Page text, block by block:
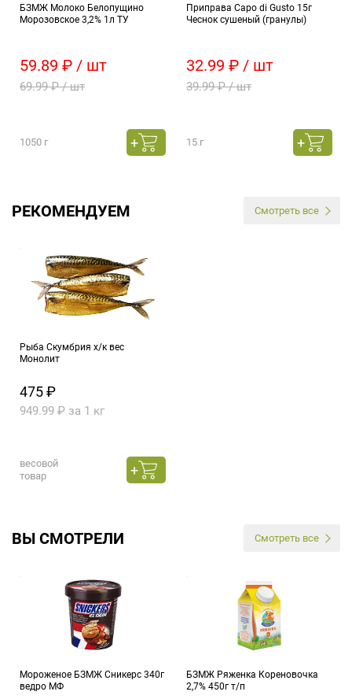
БЗМЖ Молоко Белопущино
Морозовское 3,2% 1л ТУ
59.89 ₽ / шт
69.99 ₽ / шт
1050 г
Приправа Capo di Gusto 15г
Чеснок сушеный (гранулы)
32.99 ₽ / шт
39.99 ₽ / шт
15 г
РЕКОМЕНДУЕМ Смотреть все
Рыба Скумбрия х/к вес
Монолит
475 ₽
949.99 ₽ за 1 кг
весовой
товар
ВЫ СМОТРЕЛИ Смотреть все
Мороженое БЗМЖ Сникерс 340г
ведро МФ
БЗМЖ Ряженка Кореновочка
2,7% 450г т/п